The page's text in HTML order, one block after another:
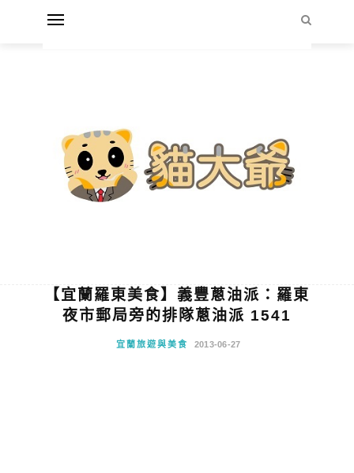
【宜蘭羅東美食】義豐蔥油派：羅東
夜市郵局旁的排隊蔥油派 1541
宜蘭旅遊與美食 2013-06-27